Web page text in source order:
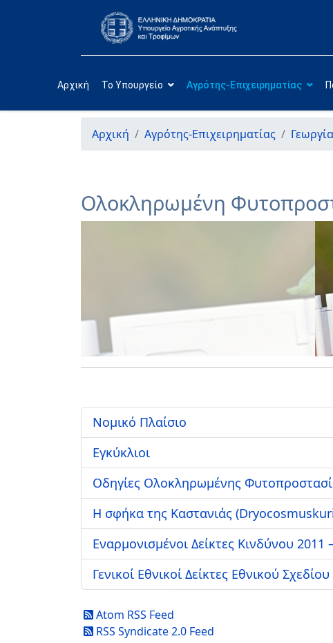
Αρχική Το Υπουργείο Αγρότης-Επιχειρηματίας
Αρχική Αγρότης-Επιχειρηματίας Γεωργία
Ολοκληρωμένη
Νομικό Πλαίσιο
Εγκύκλιοι
Οδηγίες Ολοκληρωμένης
Η σφήκα της Καστανιάς
Εναρμονισμένοι Δείκτες Κινδύνου 2011
Γενικοί Εθνικοί Δείκτες Εθνικού
Atom RSS Feed
RSS Syndicate 2.0 Feed